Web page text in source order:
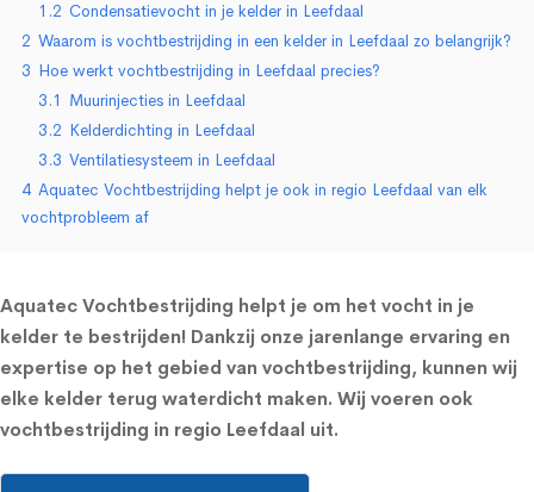
1.2 Condensatievocht in je kelder in Leefdaal
2 Waarom is vochtbestrijding in een kelder in Leefdaal zo belangrijk?
3 Hoe werkt vochtbestrijding in Leefdaal precies?
3.1 Muurinjecties in Leefdaal
3.2 Kelderdichting in Leefdaal
3.3 Ventilatiesysteem in Leefdaal
4 Aquatec Vochtbestrijding helpt je ook in regio Leefdaal van elk
vochtprobleem af
Aquatec Vochtbestrijding helpt je om het vocht in je
kelder te bestrijden! Dankzij onze jarenlange ervaring en
expertise op het gebied van vochtbestrijding, kunnen wij
elke kelder terug waterdicht maken. Wij voeren ook
vochtbestrijding in regio Leefdaal uit.